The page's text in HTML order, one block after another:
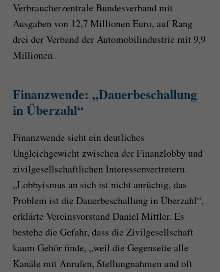
Verbraucherzentrale Bundesverband mit
Ausgaben von 12,7 Millionen Euro, auf Rang
drei der Verband der Automobilindustrie mit 9,9
Millionen.
Finanzwende: „Dauerbeschallung
in Überzahl“
Finanzwende sieht ein deutliches
Ungleichgewicht zwischen der Finanzlobby und
zivilgesellschaftlichen Interessenvertretern.
„Lobbyismus an sich ist nicht anrüchig, das
Problem ist die Dauerbeschallung in Überzahl“,
erklärte Vereinsvorstand Daniel Mittler. Es
bestehe die Gefahr, dass die Zivilgesellschaft
kaum Gehör finde, „weil die Gegenseite alle
Kanäle mit Anrufen, Stellungnahmen und oft